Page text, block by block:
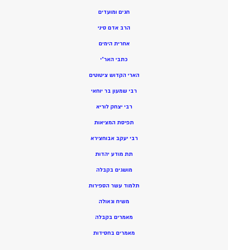
חגים ומועדים
הרב אדם סיני
אחרית הימים
כתבי האר”י
הארי הקדוש ציטוטים
רבי שמעון בר יוחאי
רבי יצחק לוריא
תפיסת המציאות
רבי יעקב אבוחצירא
תת מודע יהדות
מושגים בקבלה
תלמוד עשר הספירות
משיח וגאולה
מאמרים בקבלה
מאמרים בחסידות